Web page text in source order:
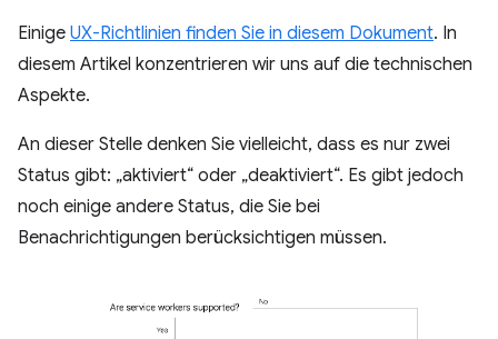
Einige UX-Richtlinien finden Sie in diesem Dokument. In
diesem Artikel konzentrieren wir uns auf die technischen
Aspekte.
An dieser Stelle denken Sie vielleicht, dass es nur zwei
Status gibt: „aktiviert“ oder „deaktiviert“. Es gibt jedoch
noch einige andere Status, die Sie bei
Benachrichtigungen berücksichtigen müssen.